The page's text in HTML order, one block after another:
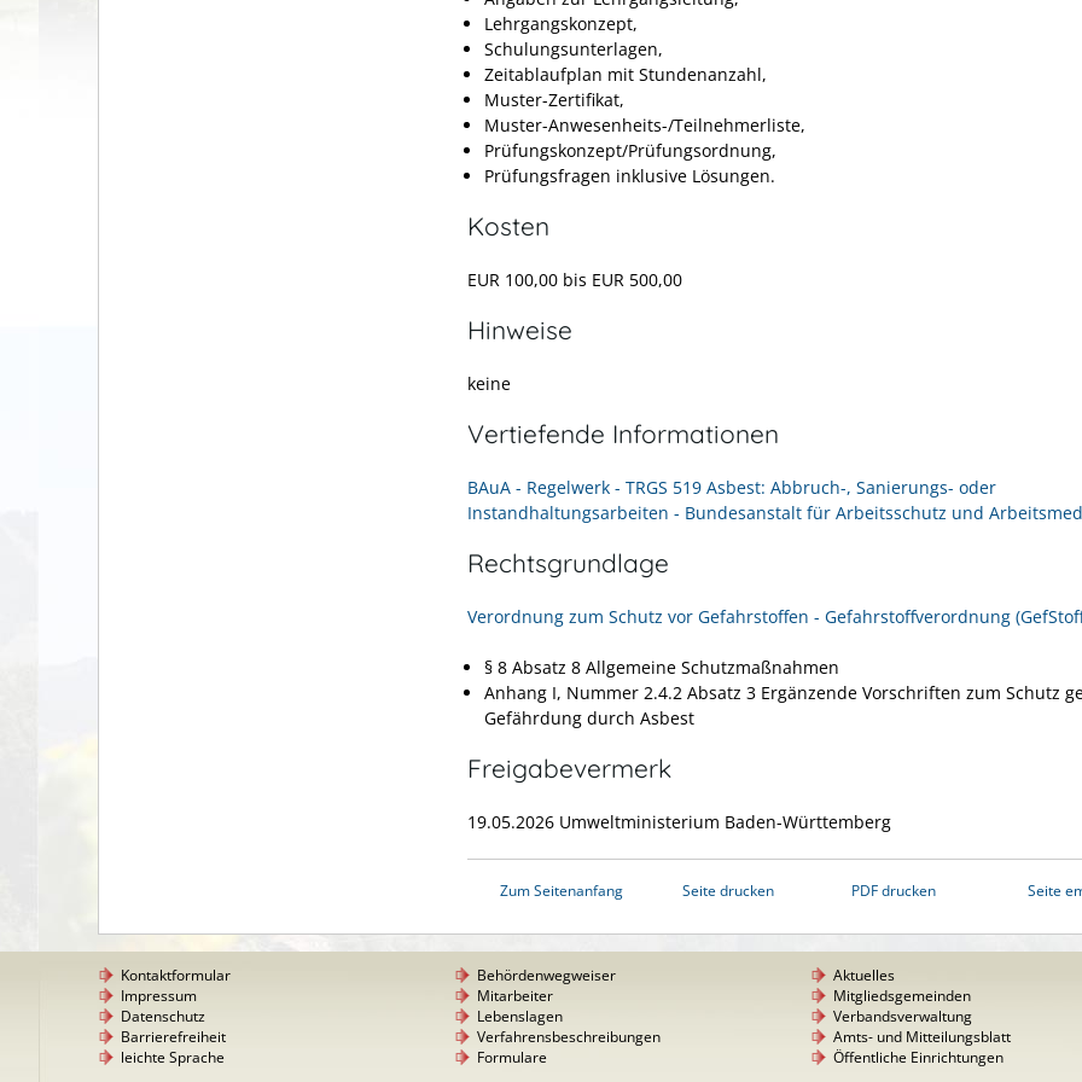
Lehrgangskonzept,
Schulungsunterlagen,
Zeitablaufplan mit Stundenanzahl,
Muster-Zertifikat,
Muster-Anwesenheits-/Teilnehmerliste,
Prüfungskonzept/Prüfungsordnung,
Prüfungsfragen inklusive Lösungen.
Kosten
EUR 100,00 bis EUR 500,00
Hinweise
keine
Vertiefende Informationen
BAuA - Regelwerk - TRGS 519 Asbest: Abbruch-, Sanierungs- oder
Instandhaltungsarbeiten - Bundesanstalt für Arbeitsschutz und
Rechtsgrundlage
Verordnung zum Schutz vor Gefahrstoffen - Gefahrstoffverordnung
§ 8 Absatz 8 Allgemeine Schutzmaßnahmen
Anhang I, Nummer 2.4.2 Absatz 3 Ergänzende Vorschriften zum Schutz
Gefährdung durch Asbest
Freigabevermerk
19.05.2026 Umweltministerium Baden-Württemberg
Zum Seitenanfang Seite drucken PDF drucken Seite
Kontaktformular
Impressum
Datenschutz
Barrierefreiheit
leichte Sprache
Behördenwegweiser
Mitarbeiter
Lebenslagen
Verfahrensbeschreibungen
Formulare
Aktuelles
Mitgliedsgemeinden
Verbandsverwaltung
Amts- und Mitteilungsblatt
Öffentliche Einrichtungen